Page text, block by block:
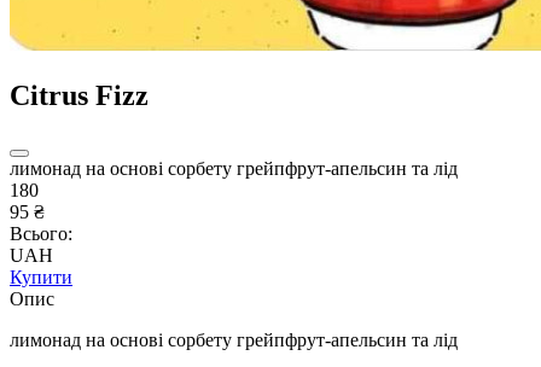
Citrus Fizz
лимонад на основі сорбету грейпфрут-апельсин та лід
180
95 ₴
Всього:
UAH
Купити
Опис
лимонад на основі сорбету грейпфрут-апельсин та лід